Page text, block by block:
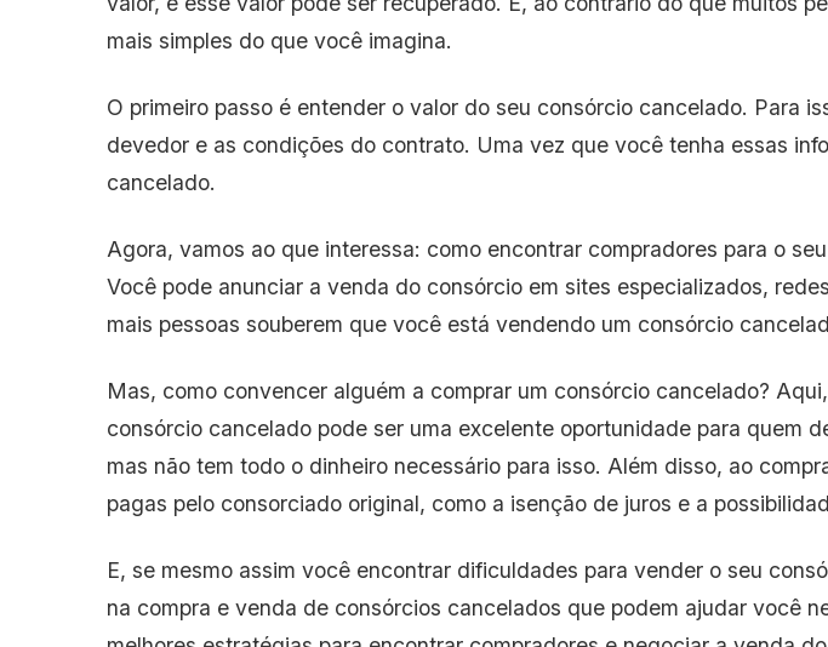
mais simples do que você imagina.
O primeiro passo é entender o valor do seu consórcio cancelado. Para
devedor e as condições do contrato. Uma vez que você tenha essas
cancelado.
Agora, vamos ao que interessa: como encontrar compradores para o
Você pode anunciar a venda do consórcio em sites especializados,
mais pessoas souberem que você está vendendo um consórcio
Mas, como convencer alguém a comprar um consórcio cancelado?
consórcio cancelado pode ser uma excelente oportunidade para quem
mas não tem todo o dinheiro necessário para isso. Além disso, ao
pagas pelo consorciado original, como a isenção de juros e a
E, se mesmo assim você encontrar dificuldades para vender o seu
na compra e venda de consórcios cancelados que podem ajudar você